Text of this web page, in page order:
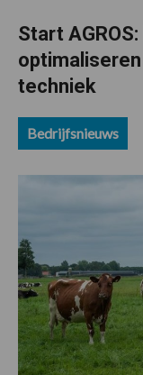
Start
techniek
Bedrijfsnieuws